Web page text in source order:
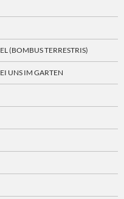
(BOMBUS TERRESTRIS)
UNS IM GARTEN